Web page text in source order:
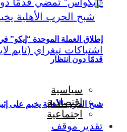
شبح الحرب الأهلية يخيم على
قدمًا دون انتظار
سياسية
اقتصادية
اجتماعية
تقدير موقف